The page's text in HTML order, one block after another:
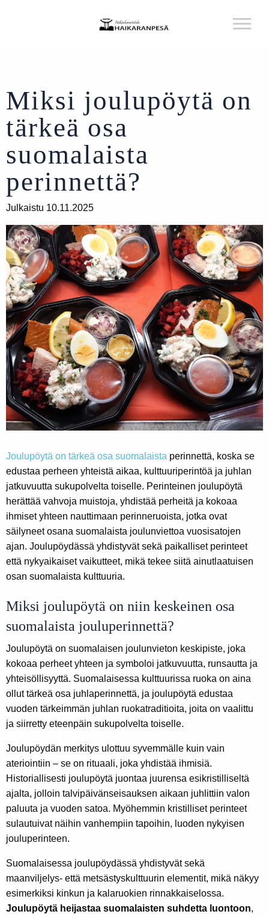
Miksi joulupöytä on
tärkeä osa
suomalaista
perinnettä?
Julkaistu 10.11.2025
Joulupöytä on tärkeä osa suomalaista perinnettä, koska se
edustaa perheen yhteistä aikaa, kulttuuriperintöä ja juhlan
jatkuvuutta sukupolvelta toiselle. Perinteinen joulupöytä
herättää vahvoja muistoja, yhdistää perheitä ja kokoaa
ihmiset yhteen nauttimaan perinneruoista, jotka ovat
säilyneet osana suomalaista joulunviettoa vuosisatojen
ajan. Joulupöydässä yhdistyvät sekä paikalliset perinteet
että nykyaikaiset vaikutteet, mikä tekee siitä ainutlaatuisen
osan suomalaista kulttuuria.
Miksi joulupöytä on niin keskeinen osa
suomalaista jouluperinnettä?
Joulupöytä on suomalaisen joulunvieton keskipiste, joka
kokoaa perheet yhteen ja symboloi jatkuvuutta, runsautta ja
yhteisöllisyyttä. Suomalaisessa kulttuurissa ruoka on aina
ollut tärkeä osa juhlaperinnettä, ja joulupöytä edustaa
vuoden tärkeimmän juhlan ruokatraditioita, joita on vaalittu
ja siirretty eteenpäin sukupolvelta toiselle.
Joulupöydän merkitys ulottuu syvemmälle kuin vain
ateriointiin – se on rituaali, joka yhdistää ihmisiä.
Historiallisesti joulupöytä juontaa juurensa esikristilliseltä
ajalta, jolloin talvipäivänseisauksen aikaan juhlittiin valon
paluuta ja vuoden satoa. Myöhemmin kristilliset perinteet
sulautuivat näihin vanhempiin tapoihin, luoden nykyisen
jouluperinteen.
Suomalaisessa joulupöydässä yhdistyvät sekä
maanviljelys- että metsästyskulttuurin elementit, mikä näkyy
esimerkiksi kinkun ja kalaruokien rinnakkaiselossa.
Joulupöytä heijastaa suomalaisten suhdetta luontoon,